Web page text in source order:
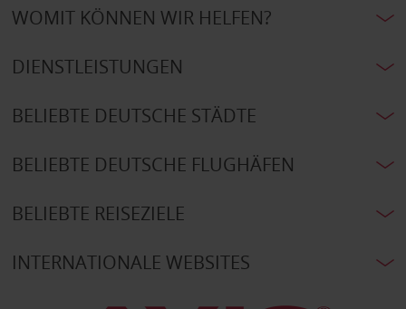
WOMIT KÖNNEN WIR HELFEN?
DIENSTLEISTUNGEN
BELIEBTE DEUTSCHE STÄDTE
BELIEBTE DEUTSCHE FLUGHÄFEN
BELIEBTE REISEZIELE
INTERNATIONALE WEBSITES